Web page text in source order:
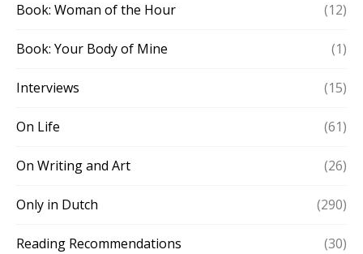
Book: Woman of the Hour (12)
Book: Your Body of Mine (1)
Interviews (15)
On Life (61)
On Writing and Art (26)
Only in Dutch (290)
Reading Recommendations (30)